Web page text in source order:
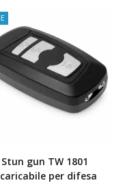
Stun gun TW 1801
per difesa